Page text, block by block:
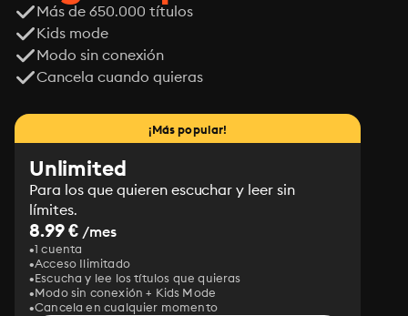
Más de 650.000 títulos
Kids mode
Modo sin conexión
Cancela cuando quieras
¡Más popular!
Unlimited
Para los que quieren escuchar y leer sin
límites.
8.99 € /mes
1 cuenta
Acceso Ilimitado
Escucha y lee los títulos que quieras
Modo sin conexión + Kids Mode
Cancela en cualquier momento